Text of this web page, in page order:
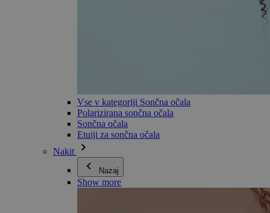
Vse v kategoriji Sončna očala
Polarizirana sončna očala
Sončna očala
Etuiji za sončna očala
Nakit
Nazaj
Show more